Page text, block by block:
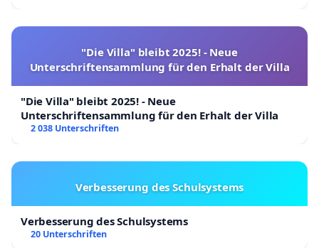
"Die Villa" bleibt 2025! - Neue
Unterschriftensammlung für den Erhalt der Villa
"Die Villa" bleibt 2025! - Neue
Unterschriftensammlung für den Erhalt der Villa
2 038 Unterschriften
Verbesserung des Schulsystems
Verbesserung des Schulsystems
20 Unterschriften